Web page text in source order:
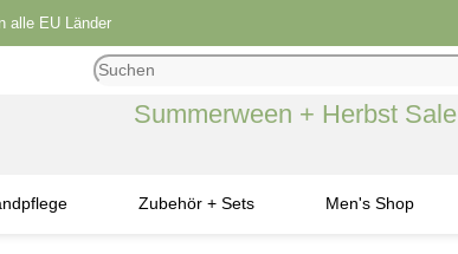
alle EU Länder
Summerween + Herbst Sale
Zubehör + Sets Men's Shop